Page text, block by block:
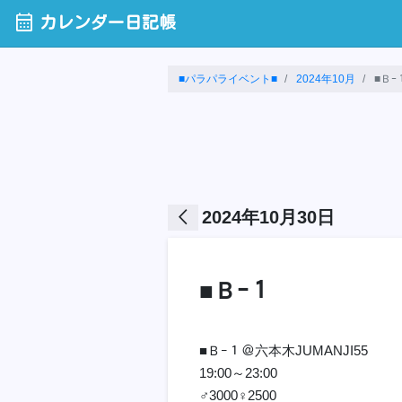
calendar_month カレンダー日記帳
■パラパライベント■ 2024年10月 ■Ｂｰ１
arrow_back_ios 2024年10月30日
■Ｂｰ１
■Ｂｰ１＠六本木JUMANJI55
19:00～23:00
♂3000♀2500